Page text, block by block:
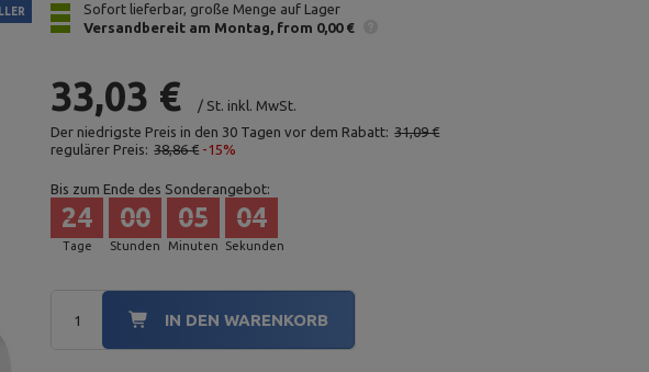
Sofort lieferbar, große Menge auf Lager
Versandbereit am Montag from 0,00 €
33,03 € / St. inkl. MwSt.
Der niedrigste Preis in den 30 Tagen vor dem Rabatt: 31,09 €
regulärer Preis: 38,86 € -15%
Bis zum Ende des Sonderangebot:
Tage
24
Stunden
00
Minuten
05
Sekunden
03
IN DEN WARENKORB